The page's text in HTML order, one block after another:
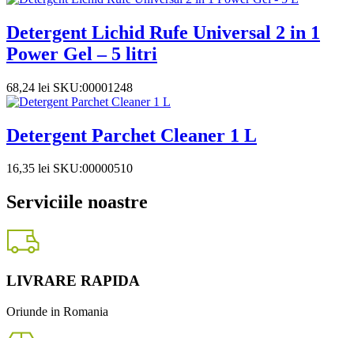
Detergent Lichid Rufe Universal 2 in 1
Power Gel – 5 litri
68,24 lei SKU:00001248
Detergent Parchet Cleaner 1 L
16,35 lei SKU:00000510
Serviciile noastre
LIVRARE RAPIDA
Oriunde in Romania